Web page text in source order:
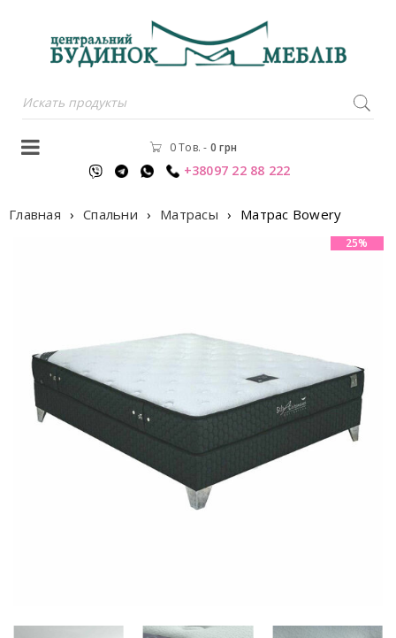
0 Тов. - 0грн
+38097 22 88 222
Главная › Спальни › Матрасы › Матрас Bowery
25%